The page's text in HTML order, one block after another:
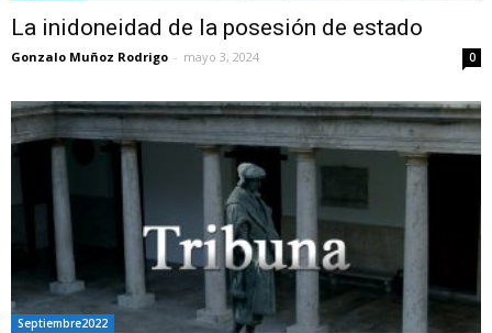
La inidoneidad de la posesión de estado
Gonzalo Muñoz Rodrigo - mayo 3, 2024 0
Septiembre2022